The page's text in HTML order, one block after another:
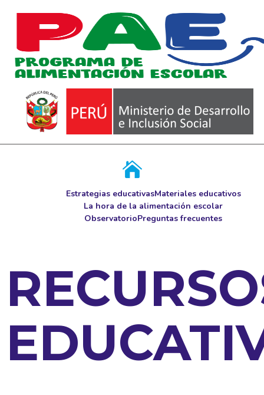
Estrategias educativasMateriales educativos
La hora de la alimentación escolar
ObservatorioPreguntas frecuentes